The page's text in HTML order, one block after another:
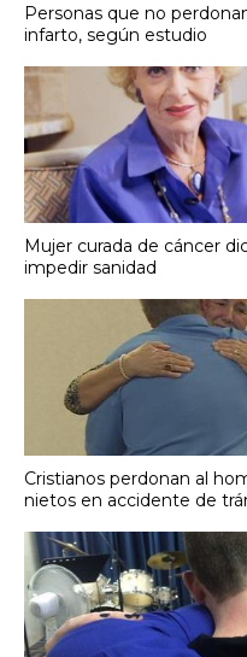
Personas que no
infarto, según estudio
Mujer curada de cáncer
impedir sanidad
Cristianos perdonan al
nietos en accidente de